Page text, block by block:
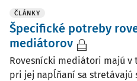
ČLÁNKY
Špecifické potreby
mediátorov
Rovesnícki mediátori majú
pri jej napĺňaní sa stretávajú